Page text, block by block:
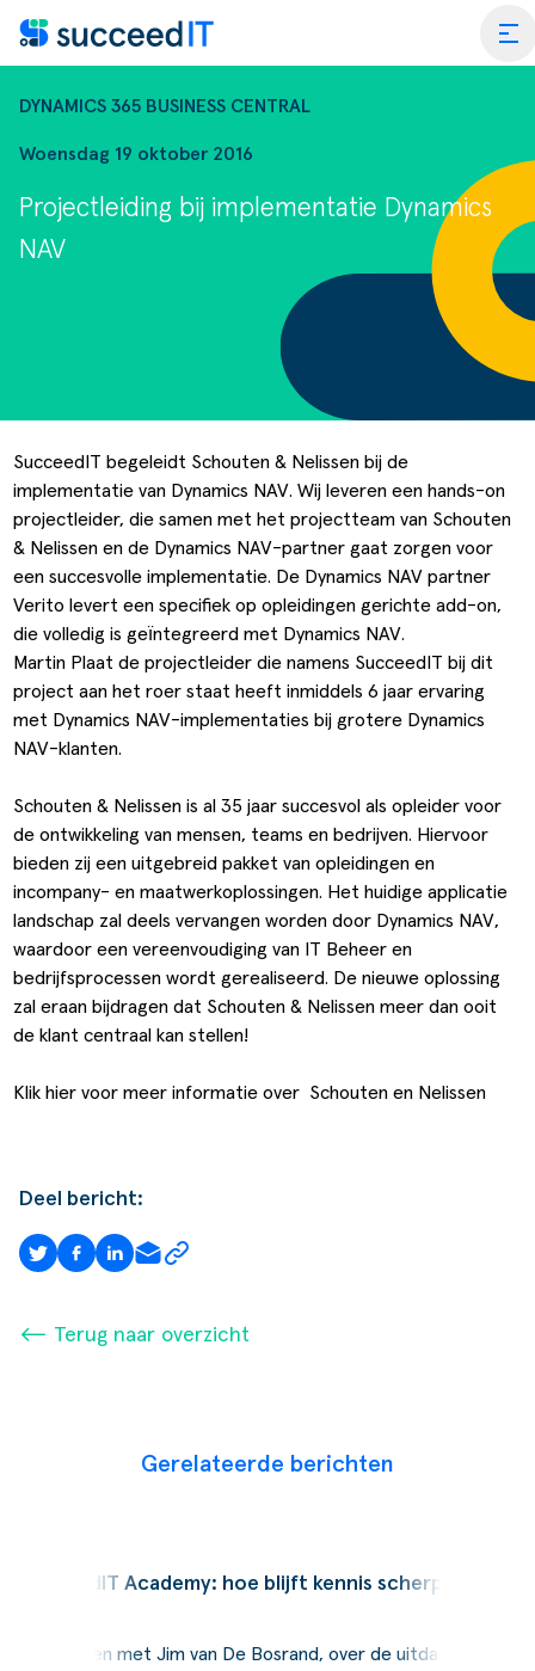
Central
Wat is
Wat is
Scanning
Factuurverwerking
Transportorders
Workflow
Voorraad management &
Documenten aanpassen
Blogs & Nieuws
Webinars & Events
Downloads
Klantcases
Business Central Trainingen
SucceedIT
aanpak
klanten
team
bij SucceedIT
partners
doelen
DYNAMICS 365 BUSINESS CENTRAL
Woensdag 19 oktober 2016
Projectleiding bij implementatie Dynamics
NAV
SucceedIT begeleidt Schouten & Nelissen bij de
implementatie van Dynamics NAV. Wij leveren een hands-on
projectleider, die samen met het projectteam van Schouten
& Nelissen en de Dynamics NAV-partner gaat zorgen voor
een succesvolle implementatie. De Dynamics NAV partner
Verito levert een specifiek op opleidingen gerichte add-on,
die volledig is geïntegreerd met Dynamics NAV.
Martin Plaat de projectleider die namens SucceedIT bij dit
project aan het roer staat heeft inmiddels 6 jaar ervaring
met Dynamics NAV-implementaties bij grotere Dynamics
NAV-klanten.
Schouten & Nelissen is al 35 jaar succesvol als opleider voor
de ontwikkeling van mensen, teams en bedrijven. Hiervoor
bieden zij een uitgebreid pakket van opleidingen en
incompany- en maatwerkoplossingen. Het huidige applicatie
landschap zal deels vervangen worden door Dynamics NAV,
waardoor een vereenvoudiging van IT Beheer en
bedrijfsprocessen wordt gerealiseerd. De nieuwe oplossing
zal eraan bijdragen dat Schouten & Nelissen meer dan ooit
de klant centraal kan stellen!
Klik hier voor meer informatie over Schouten en Nelissen
Deel bericht:
⟵ Terug naar overzicht
Gerelateerde berichten
SucceedIT Academy: hoe blijft kennis scherp
Wij spraken met Jim van De Bosrand, over de uitdagingen,